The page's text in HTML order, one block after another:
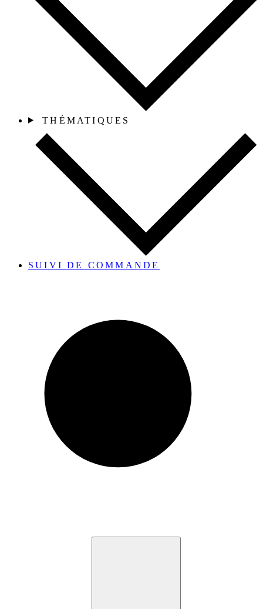
THÉMATIQUES
SUIVI DE COMMANDE